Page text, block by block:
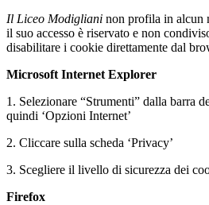
Il Liceo Modigliani non profila in alcun
il suo accesso è riservato e non
disabilitare i cookie direttamente dal
Microsoft Internet Explorer
1. Selezionare “Strumenti” dalla barra
quindi ‘Opzioni Internet’
2. Cliccare sulla scheda ‘Privacy’
3. Scegliere il livello di sicurezza dei
Firefox